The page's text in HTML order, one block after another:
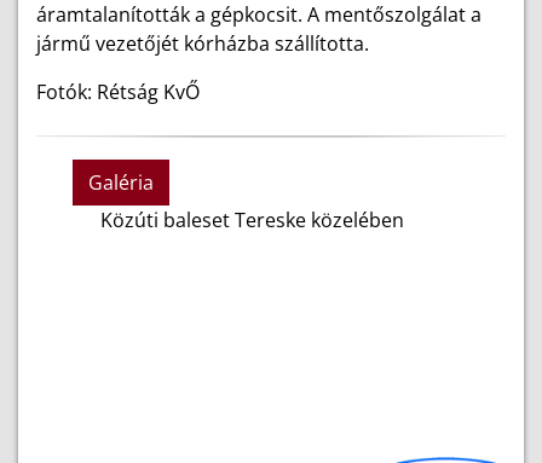
áramtalanították a gépkocsit. A mentőszolgálat a
jármű vezetőjét kórházba szállította.
Fotók: Rétság KvŐ
Galéria
Közúti baleset Tereske közelében